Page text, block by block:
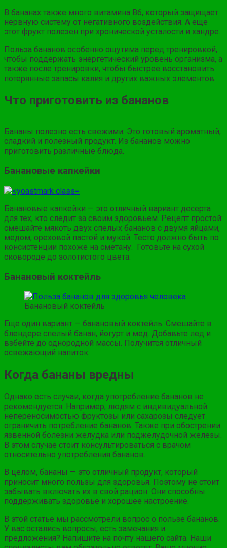
В бананах также много витамина В6, который защищает
нервную систему от негативного воздействия. А еще
этот фрукт полезен при хронической усталости и хандре.
Польза бананов особенно ощутима перед тренировкой,
чтобы поддержать энергетический уровень организма, а
также после тренировки, чтобы быстрее восстановить
потерянные запасы калия и других важных элементов.
Что приготовить из бананов
Бананы полезно есть свежими. Это готовый ароматный,
сладкий и полезный продукт. Из бананов можно
приготовить различные блюда.
Банановые капкейки
Банановые капкейки — это отличный вариант десерта
для тех, кто следит за своим здоровьем. Рецепт простой:
смешайте мякоть двух спелых бананов с двумя яйцами,
медом, ореховой пастой и мукой. Тесто должно быть по
консистенции похоже на сметану. Готовьте на сухой
сковороде до золотистого цвета.
Банановый коктейль
Банановый коктейль
Еще один вариант — банановый коктейль. Смешайте в
блендере спелый банан, йогурт и мед. Добавьте лед и
взбейте до однородной массы. Получится отличный
освежающий напиток.
Когда бананы вредны
Однако есть случаи, когда употребление бананов не
рекомендуется. Например, людям с индивидуальной
непереносимостью фруктозы или сахарозы следует
ограничить потребление бананов. Также при обострении
язвенной болезни желудка или поджелудочной железы.
В этом случае стоит консультироваться с врачом
относительно употребления бананов.
В целом, бананы — это отличный продукт, который
приносит много пользы для здоровья. Поэтому не стоит
забывать включать их в свой рацион. Они способны
поддерживать здоровье и хорошее настроение.
В этой статье мы рассмотрели вопрос о пользе бананов.
У вас остались вопросы, есть замечания и
предложения? Напишите на почту нашего сайта. Наши